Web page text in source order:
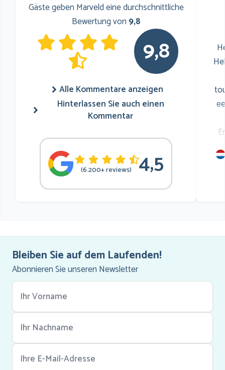
Gäste geben Marveld eine durchschnittliche
Bewertung von 9,8
9,8
Alle Kommentare anzeigen
Hinterlassen Sie auch einen
Kommentar
(6.200+ reviews) 4,5
Bleiben Sie auf dem Laufenden!
Abonnieren Sie unseren Newsletter